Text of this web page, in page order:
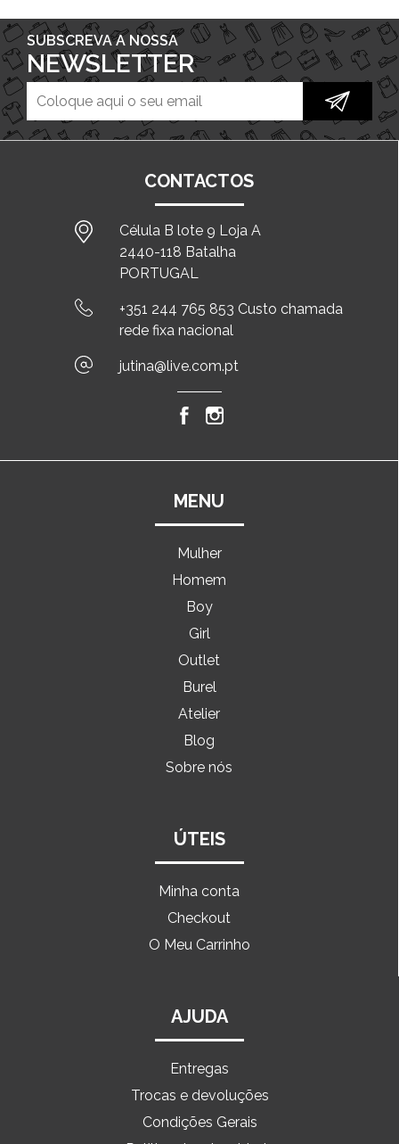
SUBSCREVA A NOSSA
NEWSLETTER
CONTACTOS
Célula B lote 9 Loja A
2440-118 Batalha
PORTUGAL
+351 244 765 853 Custo chamada
rede fixa nacional
jutina@live.com.pt
MENU
Mulher
Homem
Boy
Girl
Outlet
Burel
Atelier
Blog
Sobre nós
ÚTEIS
Minha conta
Checkout
O Meu Carrinho
AJUDA
Entregas
Trocas e devoluções
Condições Gerais